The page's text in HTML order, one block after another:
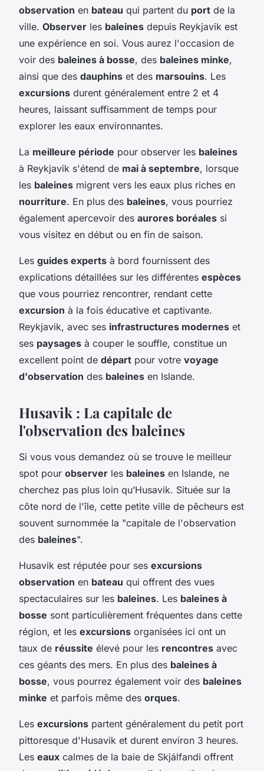
observation en bateau qui partent du port de la
ville. Observer les baleines depuis Reykjavik est
une expérience en soi. Vous aurez l'occasion de
voir des baleines à bosse, des baleines minke,
ainsi que des dauphins et des marsouins. Les
excursions durent généralement entre 2 et 4
heures, laissant suffisamment de temps pour
explorer les eaux environnantes.
La meilleure période pour observer les baleines
à Reykjavik s'étend de mai à septembre, lorsque
les baleines migrent vers les eaux plus riches en
nourriture. En plus des baleines, vous pourriez
également apercevoir des aurores boréales si
vous visitez en début ou en fin de saison.
Les guides experts à bord fournissent des
explications détaillées sur les différentes espèces
que vous pourriez rencontrer, rendant cette
excursion à la fois éducative et captivante.
Reykjavik, avec ses infrastructures modernes et
ses paysages à couper le souffle, constitue un
excellent point de départ pour votre voyage
d'observation des baleines en Islande.
Husavik : La capitale de
l'observation des baleines
Si vous vous demandez où se trouve le meilleur
spot pour observer les baleines en Islande, ne
cherchez pas plus loin qu’Husavik. Située sur la
côte nord de l'île, cette petite ville de pêcheurs est
souvent surnommée la "capitale de l'observation
des baleines".
Husavik est réputée pour ses excursions
observation en bateau qui offrent des vues
spectaculaires sur les baleines. Les baleines à
bosse sont particulièrement fréquentes dans cette
région, et les excursions organisées ici ont un
taux de réussite élevé pour les rencontres avec
ces géants des mers. En plus des baleines à
bosse, vous pourrez également voir des baleines
minke et parfois même des orques.
Les excursions partent généralement du petit port
pittoresque d'Husavik et durent environ 3 heures.
Les eaux calmes de la baie de Skjálfandi offrent